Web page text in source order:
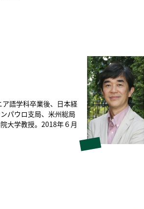
語学科卒業後、日本経
パウロ支局、米州総局
大学教授。2018年６月